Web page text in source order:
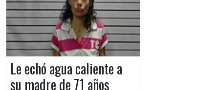
Le echó agua caliente a
su madre de 71 años